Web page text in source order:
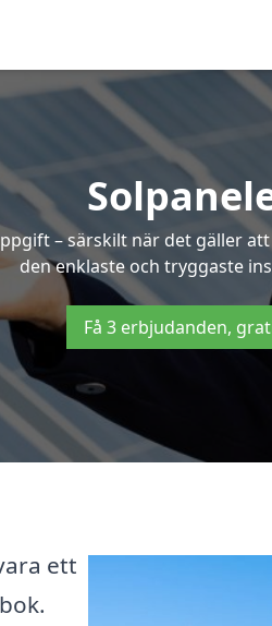
– särskilt när det gäller
den enklaste och tryggaste
Få 3 erbjudanden,
ett